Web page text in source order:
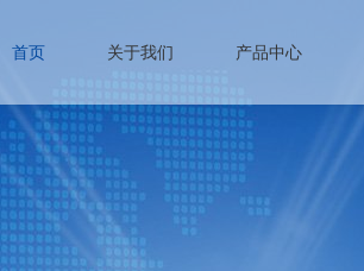
首页 关于我们 产品中心